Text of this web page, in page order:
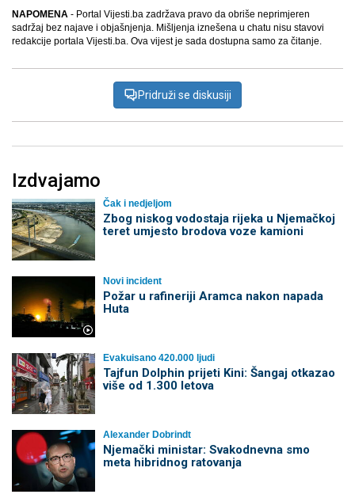
NAPOMENA - Portal Vijesti.ba zadržava pravo da obriše neprimjeren
sadržaj bez najave i objašnjenja. Mišljenja iznešena u chatu nisu stavovi
redakcije portala Vijesti.ba. Ova vijest je sada dostupna samo za čitanje.
Pridruži se diskusiji
Izdvajamo
Čak i nedjeljom
Zbog niskog vodostaja rijeka u Njemačkoj
teret umjesto brodova voze kamioni
Novi incident
Požar u rafineriji Aramca nakon napada
Huta
Evakuisano 420.000 ljudi
Tajfun Dolphin prijeti Kini: Šangaj otkazao
više od 1.300 letova
Alexander Dobrindt
Njemački ministar: Svakodnevna smo
meta hibridnog ratovanja